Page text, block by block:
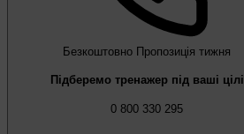
Безкоштовно Пропозиція тижня
Підберемо тренажер під ваші цілі
0 800 330 295